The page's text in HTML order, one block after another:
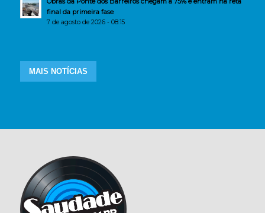
final da primeira fase
7 de agosto de 2026 - 08:15
MAIS NOTÍCIAS